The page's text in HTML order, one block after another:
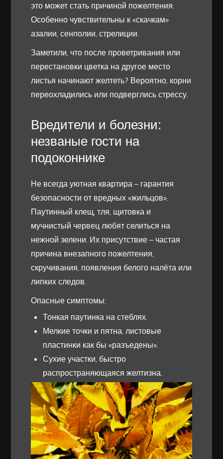
это может стать причиной пожелтения.
Особенно чувствительны к «скачкам»
азалии, сенполии, стрелиции.
Заметили, что после проветривания или
перестановки цветка на другое место
листья начинают желтеть? Вероятно, корни
переохладились или подверглись стрессу.
Вредители и болезни:
незваные гости на
подоконнике
Не всегда уютная квартира – гарантия
безопасности от вредных «жильцов».
Паутинный клещ, тля, щитовка и
мучнистый червец любят селиться на
нежной зелени. Их присутствие – частая
причина внезапного пожелтения,
скручивания, появления белого налёта или
липких следов.
Опасные симптомы:
Тонкая паутинка на стеблях.
Мелкие точки и пятна, листовые
пластинки как бы «разъедены».
Сухие участки, быстро
распространяющаяся желтизна.